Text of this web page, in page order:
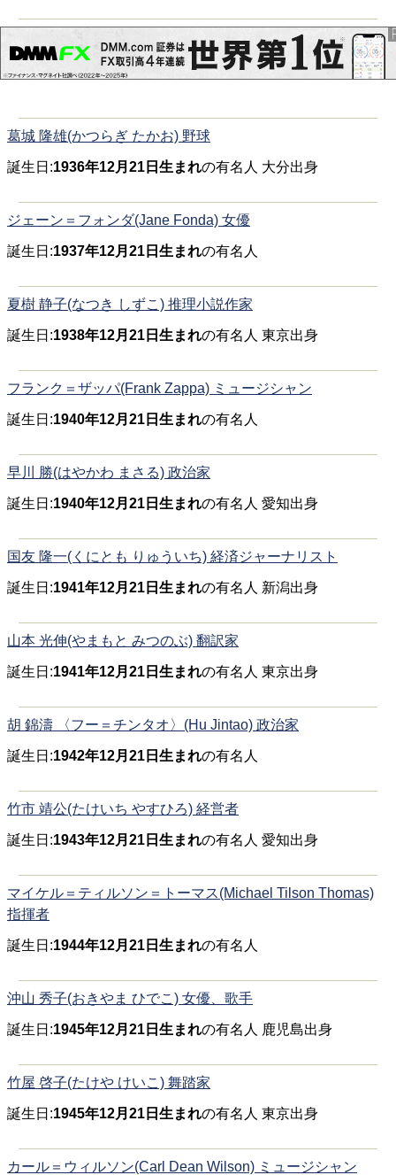
葛城 隆雄(かつらぎ たかお) 野球
誕生日:1936年12月21日生まれの有名人 大分出身
ジェーン＝フォンダ(Jane Fonda) 女優
誕生日:1937年12月21日生まれの有名人
夏樹 静子(なつき しずこ) 推理小説作家
誕生日:1938年12月21日生まれの有名人 東京出身
フランク＝ザッパ(Frank Zappa) ミュージシャン
誕生日:1940年12月21日生まれの有名人
早川 勝(はやかわ まさる) 政治家
誕生日:1940年12月21日生まれの有名人 愛知出身
国友 隆一(くにとも りゅういち) 経済ジャーナリスト
誕生日:1941年12月21日生まれの有名人 新潟出身
山本 光伸(やまもと みつのぶ) 翻訳家
誕生日:1941年12月21日生まれの有名人 東京出身
胡 錦濤 〈フー＝チンタオ〉(Hu Jintao) 政治家
誕生日:1942年12月21日生まれの有名人
竹市 靖公(たけいち やすひろ) 経営者
誕生日:1943年12月21日生まれの有名人 愛知出身
マイケル＝ティルソン＝トーマス(Michael Tilson Thomas)
指揮者
誕生日:1944年12月21日生まれの有名人
沖山 秀子(おきやま ひでこ) 女優、歌手
誕生日:1945年12月21日生まれの有名人 鹿児島出身
竹屋 啓子(たけや けいこ) 舞踏家
誕生日:1945年12月21日生まれの有名人 東京出身
カール＝ウィルソン(Carl Dean Wilson) ミュージシャン